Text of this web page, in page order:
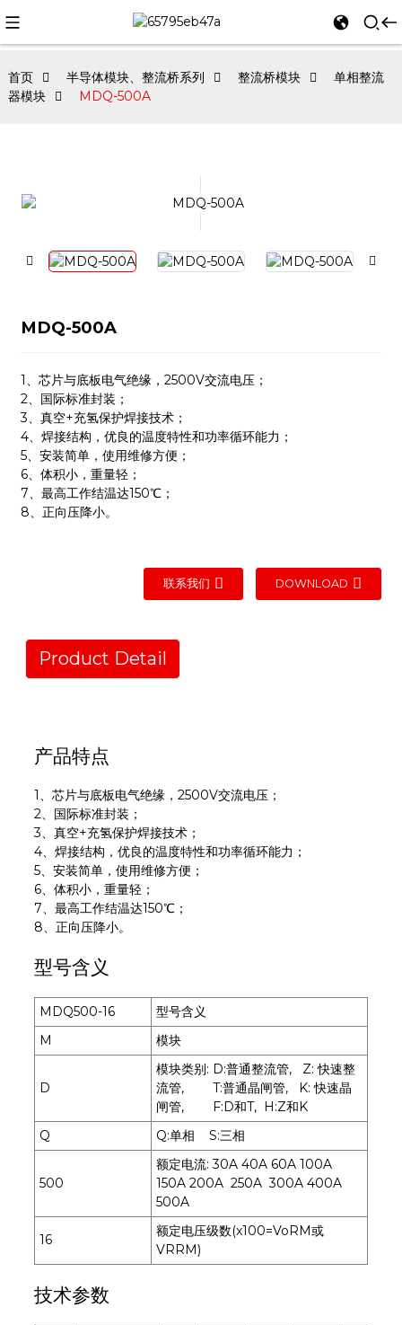
首页 半导体模块、整流桥系列 整流桥模块
单相整流
器模块
MDQ-500A
MDQ-500A
1、芯片与底板电气绝缘，2500V交流电压；
2、国际标准封装；
3、真空+充氢保护焊接技术；
4、焊接结构，优良的温度特性和功率循环能力；
5、安装简单，使用维修方便；
6、体积小，重量轻；
7、最高工作结温达150℃；
8、正向压降小。
联系我们 DOWNLOAD
Product Detail
产品特点
1、芯片与底板电气绝缘，2500V交流电压；
2、国际标准封装；
3、真空+充氢保护焊接技术；
4、焊接结构，优良的温度特性和功率循环能力；
5、安装简单，使用维修方便；
6、体积小，重量轻；
7、最高工作结温达150℃；
8、正向压降小。
型号含义
MDQ500-16
型号含义
M
模块
D
模块类别: D:普通整流管, Z: 快速整
流管, T:普通晶闸管, K: 快速晶
闸管, F:D和T, H:Z和K
Q
Q:单相 S:三相
500
额定电流: 30A 40A 60A 100A
150A 200A 250A 300A 400A
500A
16
额定电压级数(x100=VoRM或
VRRM)
技术参数